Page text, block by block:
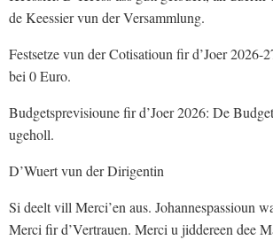
de Keessier vun der Versammlung.
Festsetze vun der Cotisatioun fir d’Joer 2026-
bei 0 Euro.
Budgetsprevisioune fir d’Joer 2026: De
ugeholl.
D’Wuert vun der Dirigentin
Si deelt vill Merci’en aus. Johannespassioun
Merci fir d’Vertrauen. Merci u jiddereen dee